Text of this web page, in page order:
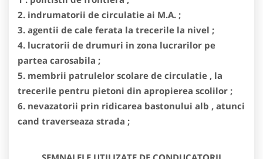
2. indrumatorii de circulatie ai M.A. ;
3. agentii de cale ferata la trecerile la nivel ;
4. lucratorii de drumuri in zona lucrarilor pe
partea carosabila ;
5. membrii patrulelor scolare de circulatie , la
trecerile pentru pietoni din apropierea scolilor ;
6. nevazatorii prin ridicarea bastonului alb , atunci
cand traverseaza strada ;